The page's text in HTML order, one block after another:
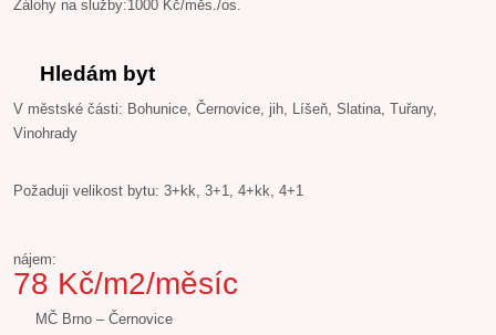
Zálohy na služby:1000 Kč/měs./os.
Hledám byt
V městské části: Bohunice, Černovice, jih, Líšeň, Slatina, Tuřany,
Vinohrady
Požaduji velikost bytu: 3+kk, 3+1, 4+kk, 4+1
nájem:
78 Kč/m2/měsíc
MČ Brno – Černovice